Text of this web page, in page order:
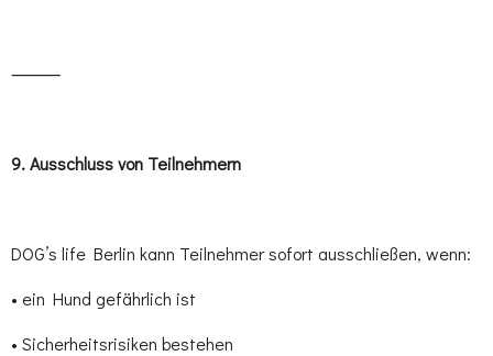
⸻
9.⁠ ⁠Ausschluss von Teilnehmern
DOG’s life Berlin kann Teilnehmer sofort ausschließen, wenn:
• ein Hund gefährlich ist
• Sicherheitsrisiken bestehen